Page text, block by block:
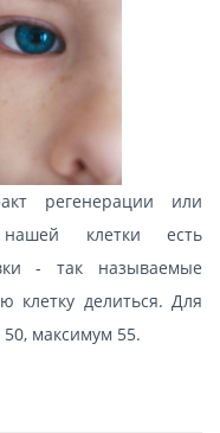
регенерации или
клетки есть
- так называемые
клетку делиться. Для
максимум 55.